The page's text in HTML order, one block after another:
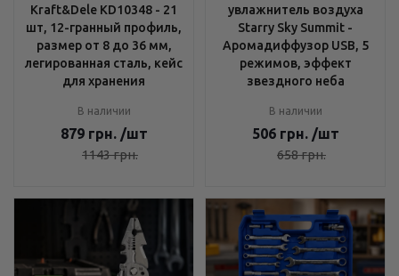
Kraft&Dele KD10348 - 21
шт, 12-гранный профиль,
размер от 8 до 36 мм,
легированная сталь, кейс
для хранения
В наличии
879 грн. /шт
1143грн.
увлажнитель воздуха
Starry Sky Summit -
Аромадиффузор USB, 5
режимов, эффект
звездного неба
В наличии
506 грн. /шт
658грн.